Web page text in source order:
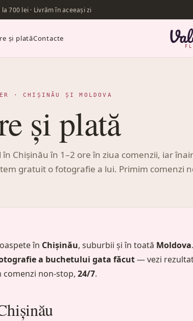
700 lei · Livrăm în aceeași zi
și platăContacte
· CHIȘINĂU ȘI MOLDOVA
și plată
Chișinău în 1–2 ore în ziua comenzii, iar
gratuit o fotografie a lui. Primim comenzi
în Chișinău, suburbii și în toată Moldova
a buchetului gata făcut— vezi
comenzi non-stop, 24/7.